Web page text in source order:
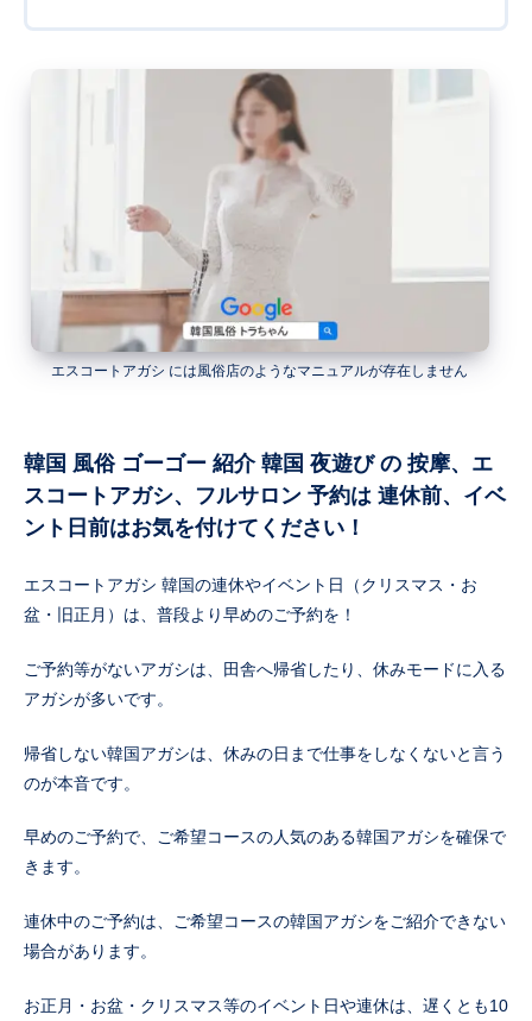
エスコートアガシ には風俗店のようなマニュアルが存在しません
韓国 風俗 ゴーゴー 紹介 韓国 夜遊び の 按摩、エ
スコートアガシ、フルサロン 予約は 連休前、イベ
ント日前はお気を付けてください！
エスコートアガシ 韓国の連休やイベント日（クリスマス・お
盆・旧正月）は、普段より早めのご予約を！
ご予約等がないアガシは、田舎へ帰省したり、休みモードに入る
アガシが多いです。
帰省しない韓国アガシは、休みの日まで仕事をしなくないと言う
のが本音です。
早めのご予約で、ご希望コースの人気のある韓国アガシを確保で
きます。
連休中のご予約は、ご希望コースの韓国アガシをご紹介できない
場合があります。
お正月・お盆・クリスマス等のイベント日や連休は、遅くとも10